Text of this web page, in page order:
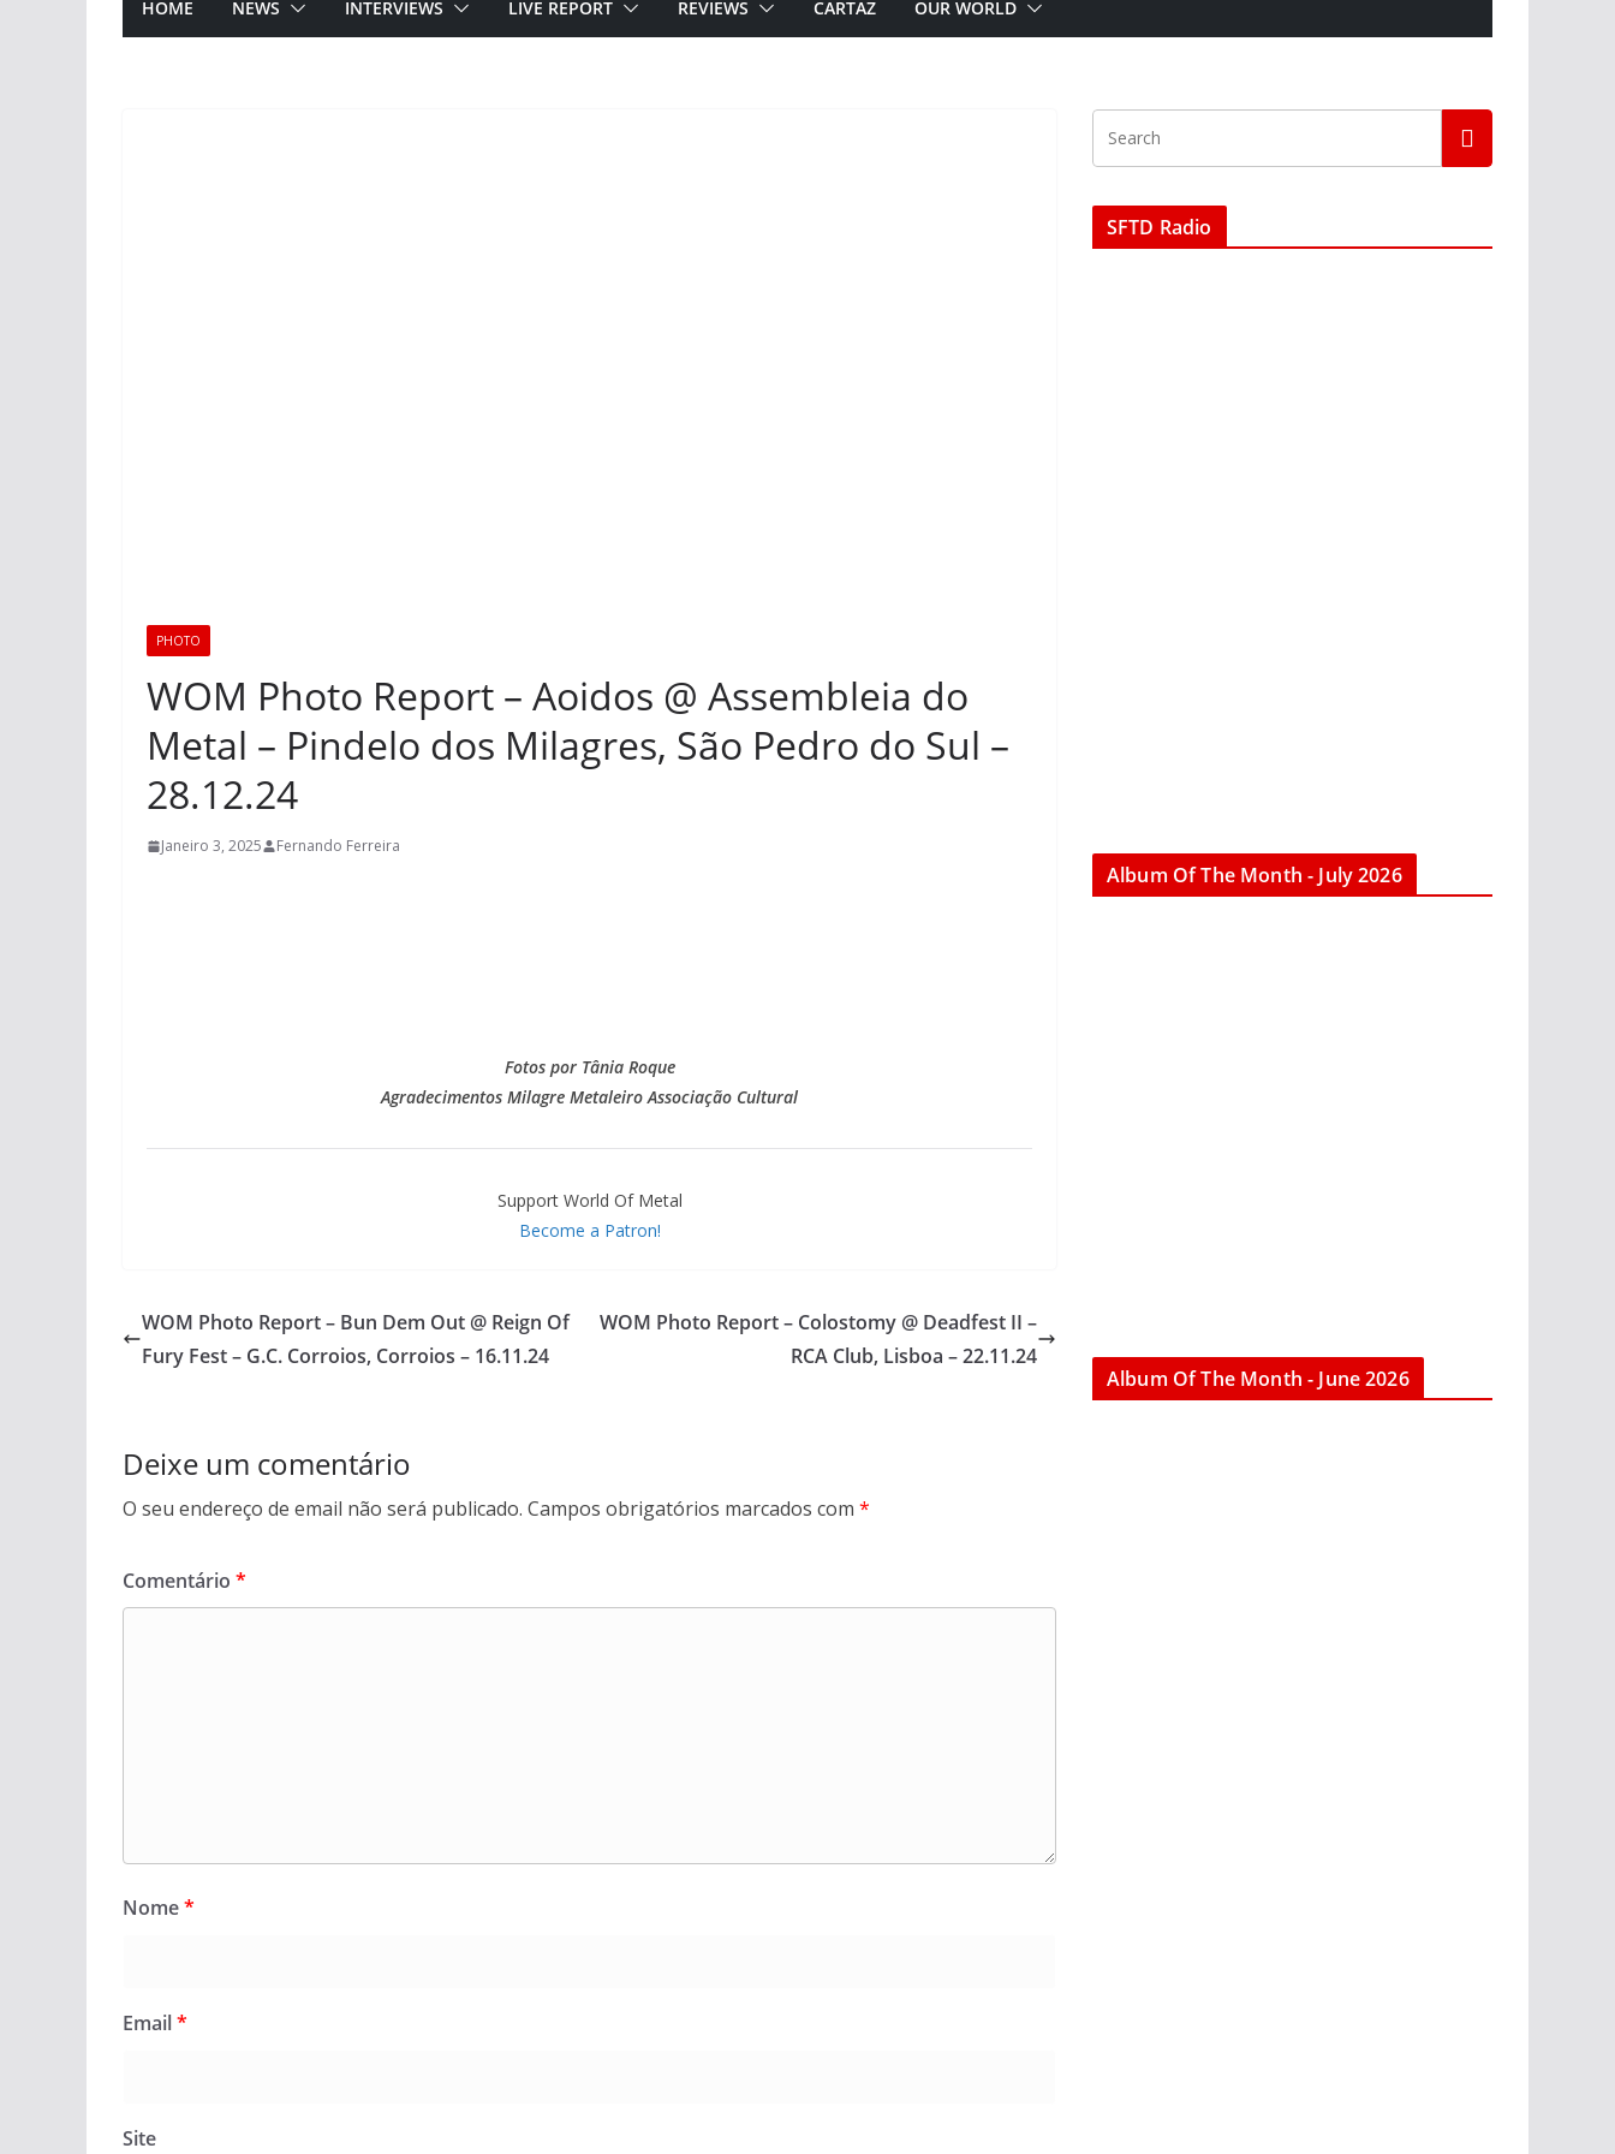
HOME NEWS INTERVIEWS LIVE REPORT REVIEWS CARTAZ OUR WORLD
PHOTO
WOM Photo Report – Aoidos @ Assembleia do
Metal – Pindelo dos Milagres, São Pedro do Sul –
28.12.24
Janeiro 3, 2025 Fernando Ferreira
Fotos por Tânia Roque
Agradecimentos Milagre Metaleiro Associação Cultural
Support World Of Metal
Become a Patron!
WOM Photo Report – Bun Dem Out @ Reign Of
Fury Fest – G.C. Corroios, Corroios – 16.11.24
WOM Photo Report – Colostomy @ Deadfest II –
RCA Club, Lisboa – 22.11.24
Deixe um comentário
O seu endereço de email não será publicado. Campos obrigatórios marcados com *
Comentário *
Nome*
Email*
Site
SFTD Radio
Album Of The Month - July 2026
Album Of The Month - June 2026